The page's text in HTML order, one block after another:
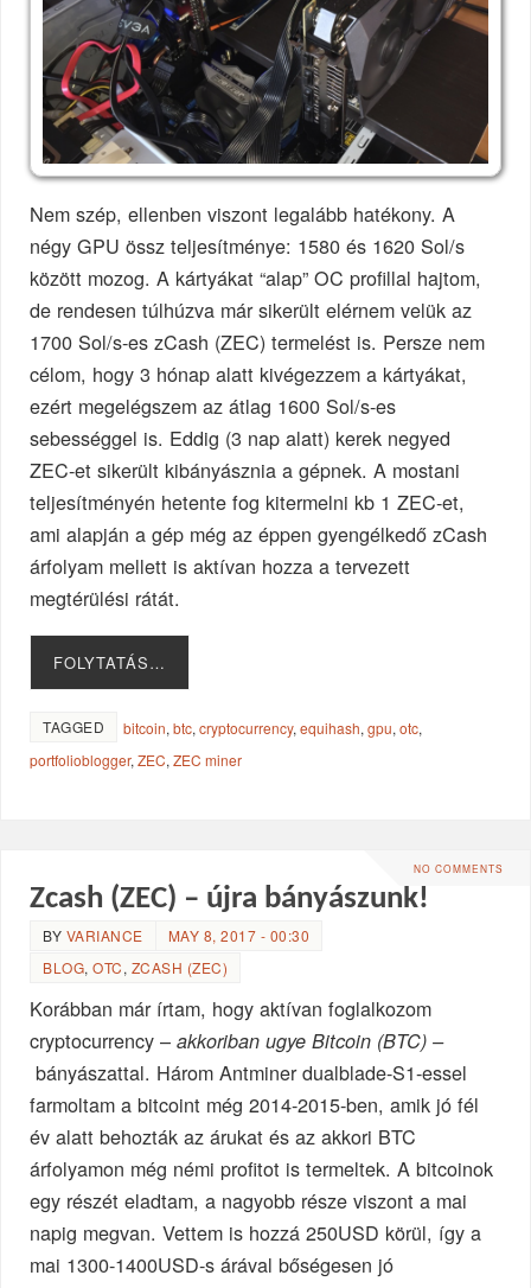
Nem szép, ellenben viszont legalább hatékony. A
négy GPU össz teljesítménye: 1580 és 1620 Sol/s
között mozog. A kártyákat “alap” OC profillal hajtom,
de rendesen túlhúzva már sikerült elérnem velük az
1700 Sol/s-es zCash (ZEC) termelést is. Persze nem
célom, hogy 3 hónap alatt kivégezzem a kártyákat,
ezért megelégszem az átlag 1600 Sol/s-es
sebességgel is. Eddig (3 nap alatt) kerek negyed
ZEC-et sikerült kibányásznia a gépnek. A mostani
teljesítményén hetente fog kitermelni kb 1 ZEC-et,
ami alapján a gép még az éppen gyengélkedő zCash
árfolyam mellett is aktívan hozza a tervezett
megtérülési rátát.
FOLYTATÁS…
TAGGED bitcoin,btc,cryptocurrency,equihash,gpu,otc,
portfolioblogger,ZEC,ZEC miner
NO COMMENTS
Zcash (ZEC) – újra bányászunk!
BY VARIANCE
MAY 8, 2017 - 00:30
BLOG,OTC, ZCASH (ZEC)
Korábban már írtam, hogy aktívan foglalkozom
cryptocurrency –akkoriban ugye Bitcoin (BTC) –
bányászattal. Három Antminer dualblade-S1-essel
farmoltam a bitcoint még 2014-2015-ben, amik jó fél
év alatt behozták az árukat és az akkori BTC
árfolyamon még némi profitot is termeltek. A bitcoinok
egy részét eladtam, a nagyobb része viszont a mai
napig megvan. Vettem is hozzá 250USD körül, így a
mai 1300-1400USD-s árával bőségesen jó